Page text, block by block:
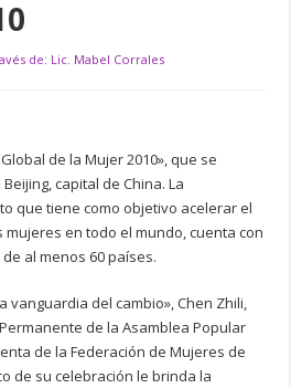
de: Lic. Mabel Corrales
de la Mujer 2010», que se
capital de China. La
que tiene como objetivo acelerar el
en todo el mundo, cuenta con
al menos 60 países.
vanguardia del cambio», Chen Zhili,
de la Asamblea Popular
de la Federación de Mujeres de
de su celebración le brinda la